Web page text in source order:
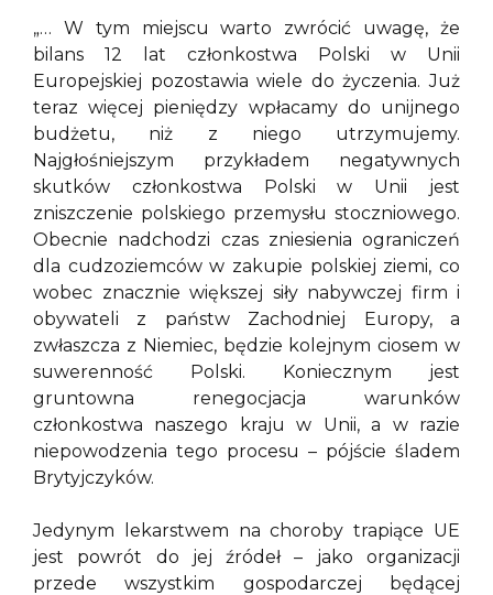
„… W tym miejscu warto zwrócić uwagę, że
bilans 12 lat członkostwa Polski w Unii
Europejskiej pozostawia wiele do życzenia. Już
teraz więcej pieniędzy wpłacamy do unijnego
budżetu, niż z niego utrzymujemy.
Najgłośniejszym przykładem negatywnych
skutków członkostwa Polski w Unii jest
zniszczenie polskiego przemysłu stoczniowego.
Obecnie nadchodzi czas zniesienia ograniczeń
dla cudzoziemców w zakupie polskiej ziemi, co
wobec znacznie większej siły nabywczej firm i
obywateli z państw Zachodniej Europy, a
zwłaszcza z Niemiec, będzie kolejnym ciosem w
suwerenność Polski. Koniecznym jest
gruntowna renegocjacja warunków
członkostwa naszego kraju w Unii, a w razie
niepowodzenia tego procesu – pójście śladem
Brytyjczyków.
Jedynym lekarstwem na choroby trapiące UE
jest powrót do jej źródeł – jako organizacji
przede wszystkim gospodarczej będącej